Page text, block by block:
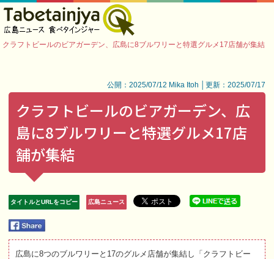
クラフトビールのビアガーデン、広島に8ブルワリーと特選グルメ17店舗が集結
公開：2025/07/12 Mika Itoh │更新：2025/07/17
クラフトビールのビアガーデン、広
島に8ブルワリーと特選グルメ17店
舗が集結
タイトルとURLをコピー 広島ニュース
広島に8つのブルワリーと17のグルメ店舗が集結し「クラフトビー